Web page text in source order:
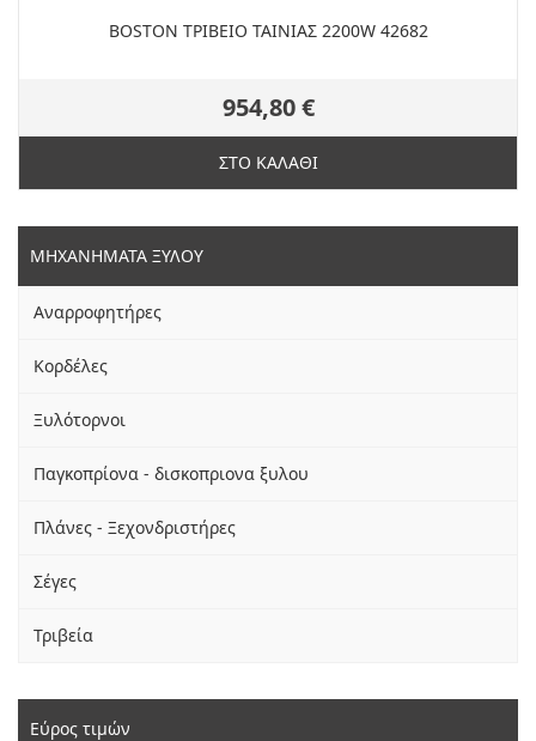
BOSTON ΤΡΙΒΕΙΟ ΤΑΙΝΙΑΣ 2200W 42682
954,80 €
ΣΤΟ ΚΑΛΑΘΙ
ΜΗΧΑΝΗΜΑΤΑ ΞΥΛΟΥ
Αναρροφητήρες
Κορδέλες
Ξυλότορνοι
Παγκοπρίονα - δισκοπριονα ξυλου
Πλάνες - Ξεχονδριστήρες
Σέγες
Τριβεία
Εύρος τιμών